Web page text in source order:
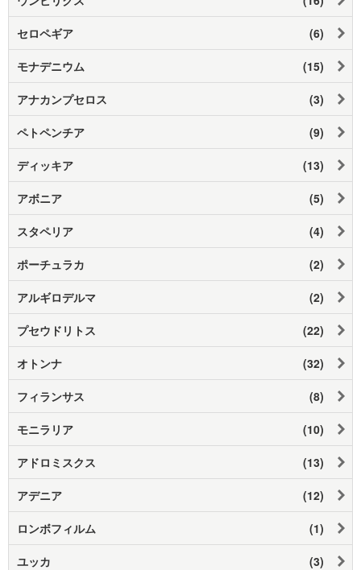
セロペギア (6)
モナデニウム (15)
アナカンプセロス (3)
ペトペンチア (9)
ディッキア (13)
アボニア (5)
スタペリア (4)
ポーチュラカ (2)
アルギロデルマ (2)
プセウドリトス (22)
オトンナ (32)
フィランサス (8)
モニラリア (10)
アドロミスクス (13)
アデニア (12)
ロンボフィルム (1)
ユッカ (3)